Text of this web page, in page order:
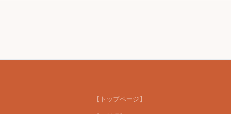
【トップページ】